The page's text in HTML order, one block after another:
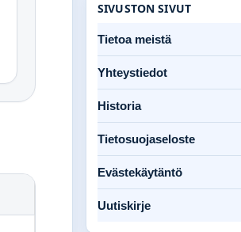
SIVUSTON SIVUT
Tietoa meistä
Yhteystiedot
Historia
Tietosuojaseloste
Evästekäytäntö
Uutiskirje